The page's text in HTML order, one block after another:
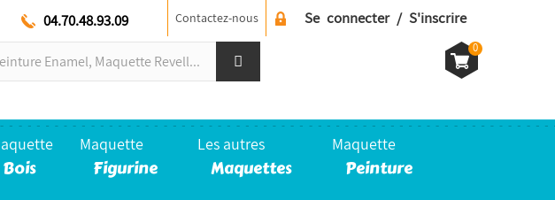
Se connecter / S'inscrire
Contactez-nous
04.70.48.93.09
0
Bois
Maquette
Figurine
Les autres
Maquettes
Maquette
Peinture